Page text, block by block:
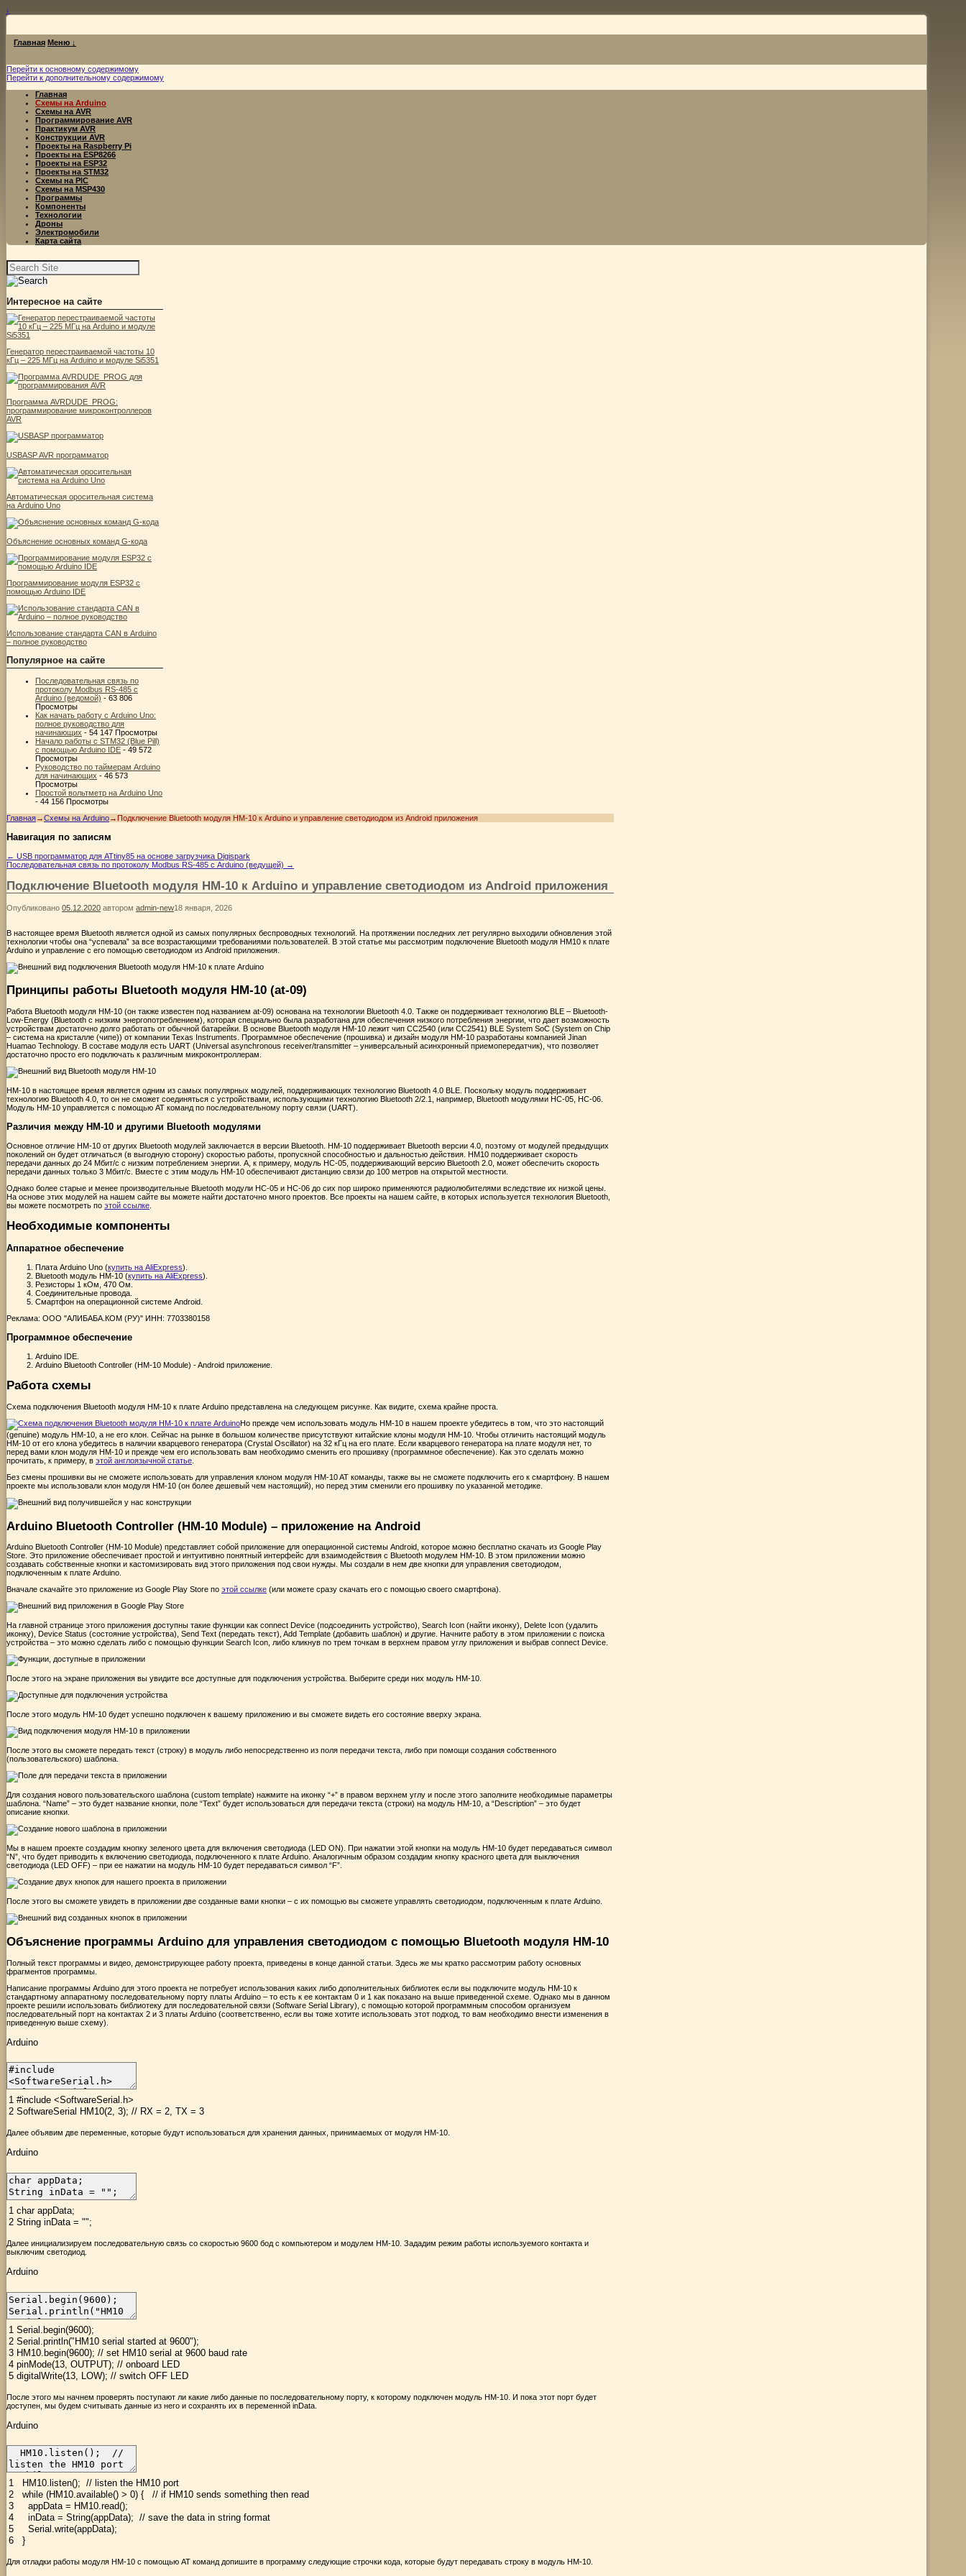
↓
Главная Меню ↓
Перейти к основному содержимому
Перейти к дополнительному содержимому
Главная
Схемы на Arduino
Схемы на AVR
Программирование AVR
Практикум AVR
Конструкции AVR
Проекты на Raspberry Pi
Проекты на ESP8266
Проекты на ESP32
Проекты на STM32
Схемы на PIC
Схемы на MSP430
Программы
Компоненты
Технологии
Дроны
Электромобили
Карта сайта
Найти:
Интересное на сайте
Генератор перестраиваемой частоты 10
кГц – 225 МГц на Arduino и модуле Si5351
Программа AVRDUDE_PROG:
программирование микроконтроллеров
AVR
USBASP AVR программатор
Автоматическая оросительная система
на Arduino Uno
Объяснение основных команд G-кода
Программирование модуля ESP32 с
помощью Arduino IDE
Использование стандарта CAN в Arduino
– полное руководство
Популярное на сайте
Последовательная связь по
протоколу Modbus RS-485 с
Arduino (ведомой) - 63 806
Просмотры
Как начать работу с Arduino Uno:
полное руководство для
начинающих - 54 147 Просмотры
Начало работы с STM32 (Blue Pill)
с помощью Arduino IDE - 49 572
Просмотры
Руководство по таймерам Arduino
для начинающих - 46 573
Просмотры
Простой вольтметр на Arduino Uno
- 44 156 Просмотры
Главная→Схемы на Arduino→ Подключение Bluetooth модуля HM-10 к Arduino и управление светодиодом из Android приложения
Навигация по записям
← USB программатор для ATtiny85 на основе загрузчика Digispark
Последовательная связь по протоколу Modbus RS-485 с Arduino (ведущей) →
Подключение Bluetooth модуля HM-10 к Arduino и управление светодиодом из Android приложения
Опубликовано 05.12.2020 автором admin-new18 января, 2026
В настоящее время Bluetooth является одной из самых популярных беспроводных технологий. На протяжении последних лет регулярно выходили обновления этой
технологии чтобы она “успевала” за все возрастающими требованиями пользователей. В этой статье мы рассмотрим подключение Bluetooth модуля HM10 к плате
Arduino и управление с его помощью светодиодом из Android приложения.
Принципы работы Bluetooth модуля HM-10 (at-09)
Работа Bluetooth модуля HM-10 (он также известен под названием at-09) основана на технологии Bluetooth 4.0. Также он поддерживает технологию BLE – Bluetooth-
Low-Energy (Bluetooth с низким энергопотреблением), которая специально была разработана для обеспечения низкого потребления энергии, что дает возможность
устройствам достаточно долго работать от обычной батарейки. В основе Bluetooth модуля HM-10 лежит чип CC2540 (или CC2541) BLE System SoC (System on Chip
– система на кристалле (чипе)) от компании Texas Instruments. Программное обеспечение (прошивка) и дизайн модуля HM-10 разработаны компанией Jinan
Huamao Technology. В составе модуля есть UART (Universal asynchronous receiver/transmitter – универсальный асинхронный приемопередатчик), что позволяет
достаточно просто его подключать к различным микроконтроллерам.
HM-10 в настоящее время является одним из самых популярных модулей, поддерживающих технологию Bluetooth 4.0 BLE. Поскольку модуль поддерживает
технологию Bluetooth 4.0, то он не сможет соединяться с устройствами, использующими технологию Bluetooth 2/2.1, например, Bluetooth модулями HC-05, HC-06.
Модуль HM-10 управляется с помощью AT команд по последовательному порту связи (UART).
Различия между HM-10 и другими Bluetooth модулями
Основное отличие HM-10 от других Bluetooth модулей заключается в версии Bluetooth. HM-10 поддерживает Bluetooth версии 4.0, поэтому от модулей предыдущих
поколений он будет отличаться (в выгодную сторону) скоростью работы, пропускной способностью и дальностью действия. HM10 поддерживает скорость
передачи данных до 24 Мбит/с с низким потреблением энергии. А, к примеру, модуль HC-05, поддерживающий версию Bluetooth 2.0, может обеспечить скорость
передачи данных только 3 Мбит/с. Вместе с этим модуль HM-10 обеспечивают дистанцию связи до 100 метров на открытой местности.
Однако более старые и менее производительные Bluetooth модули HC-05 и HC-06 до сих пор широко применяются радиолюбителями вследствие их низкой цены.
На основе этих модулей на нашем сайте вы можете найти достаточно много проектов. Все проекты на нашем сайте, в которых используется технология Bluetooth,
вы можете посмотреть по этой ссылке
Необходимые компоненты
Аппаратное обеспечение
Плата Arduino Uno (купить на AliExpress).
Bluetooth модуль HM-10 (купить на AliExpress).
Резисторы 1 кОм, 470 Ом.
Соединительные провода.
Смартфон на операционной системе Android.
Реклама: ООО "АЛИБАБА.КОМ (РУ)" ИНН: 7703380158
Программное обеспечение
Arduino IDE.
Arduino Bluetooth Controller (HM-10 Module) - Android приложение.
Работа схемы
Схема подключения Bluetooth модуля HM-10 к плате Arduino представлена на следующем рисунке. Как видите, схема крайне проста.
Но прежде чем использовать модуль HM-10 в нашем проекте убедитесь в том, что это настоящий
(genuine) модуль HM-10, а не его клон. Сейчас на рынке в большом количестве присутствуют китайские клоны модуля HM-10. Чтобы отличить настоящий модуль
HM-10 от его клона убедитесь в наличии кварцевого генератора (Crystal Oscillator) на 32 кГц на его плате. Если кварцевого генератора на плате модуля нет, то
перед вами клон модуля HM-10 и прежде чем его использовать вам необходимо сменить его прошивку (программное обеспечение). Как это сделать можно
прочитать, к примеру, в этой англоязычной статье
Без смены прошивки вы не сможете использовать для управления клоном модуля HM-10 AT команды, также вы не сможете подключить его к смартфону. В нашем
проекте мы использовали клон модуля HM-10 (он более дешевый чем настоящий), но перед этим сменили его прошивку по указанной методике.
Arduino Bluetooth Controller (HM-10 Module) – приложение на Android
Arduino Bluetooth Controller (HM-10 Module) представляет собой приложение для операционной системы Android, которое можно бесплатно скачать из Google Play
Store. Это приложение обеспечивает простой и интуитивно понятный интерфейс для взаимодействия с Bluetooth модулем HM-10. В этом приложении можно
создавать собственные кнопки и кастомизировать вид этого приложения под свои нужды. Мы создали в нем две кнопки для управления светодиодом,
подключенным к плате Arduino.
Вначале скачайте это приложение из Google Play Store по этой ссылке (или можете сразу скачать его с помощью своего смартфона).
На главной странице этого приложения доступны такие функции как connect Device (подсоединить устройство), Search Icon (найти иконку), Delete Icon (удалить
иконку), Device Status (состояние устройства), Send Text (передать текст), Add Template (добавить шаблон) и другие. Начните работу в этом приложении с поиска
устройства – это можно сделать либо с помощью функции Search Icon, либо кликнув по трем точкам в верхнем правом углу приложения и выбрав connect Device.
После этого на экране приложения вы увидите все доступные для подключения устройства. Выберите среди них модуль HM-10.
После этого модуль HM-10 будет успешно подключен к вашему приложению и вы сможете видеть его состояние вверху экрана.
После этого вы сможете передать текст (строку) в модуль либо непосредственно из поля передачи текста, либо при помощи создания собственного
(пользовательского) шаблона.
Для создания нового пользовательского шаблона (custom template) нажмите на иконку “+” в правом верхнем углу и после этого заполните необходимые параметры
шаблона. “Name” – это будет название кнопки, поле “Text” будет использоваться для передачи текста (строки) на модуль HM-10, а “Description” – это будет
описание кнопки.
Мы в нашем проекте создадим кнопку зеленого цвета для включения светодиода (LED ON). При нажатии этой кнопки на модуль HM-10 будет передаваться символ
“N”, что будет приводить к включению светодиода, подключенного к плате Arduino. Аналогичным образом создадим кнопку красного цвета для выключения
светодиода (LED OFF) – при ее нажатии на модуль HM-10 будет передаваться символ “F”.
После этого вы сможете увидеть в приложении две созданные вами кнопки – с их помощью вы сможете управлять светодиодом, подключенным к плате Arduino.
Объяснение программы Arduino для управления светодиодом с помощью Bluetooth модуля HM-10
Полный текст программы и видео, демонстрирующее работу проекта, приведены в конце данной статьи. Здесь же мы кратко рассмотрим работу основных
фрагментов программы.
Написание программы Arduino для этого проекта не потребует использования каких либо дополнительных библиотек если вы подключите модуль HM-10 к
стандартному аппаратному последовательному порту платы Arduino – то есть к ее контактам 0 и 1 как показано на выше приведенной схеме. Однако мы в данном
проекте решили использовать библиотеку для последовательной связи (Software Serial Library), с помощью которой программным способом организуем
последовательный порт на контактах 2 и 3 платы Arduino (соответственно, если вы тоже хотите использовать этот подход, то вам необходимо внести изменения в
приведенную выше схему).
Arduino
1
2
#include <SoftwareSerial.h>
SoftwareSerial HM10(2, 3); // RX = 2, TX = 3
Далее объявим две переменные, которые будут использоваться для хранения данных, принимаемых от модуля HM-10.
Arduino
1
2
char appData;
String inData = "";
Далее инициализируем последовательную связь со скоростью 9600 бод с компьютером и модулем HM-10. Зададим режим работы используемого контакта и
выключим светодиод.
Arduino
1
2
3
4
5
Serial begin(9600);
Serial println("HM10 serial started at 9600");
HM10 begin(9600); // set HM10 serial at 9600 baud rate
pinMode(13 OUTPUT); // onboard LED
digitalWrite(13 LOW); // switch OFF LED
После этого мы начнем проверять поступают ли какие либо данные по последовательному порту, к которому подключен модуль HM-10. И пока этот порт будет
доступен, мы будем считывать данные из него и сохранять их в переменной inData.
Arduino
1
2
3
4
5
6
HM10. listen(); // listen the HM10 port
while (HM10.available() > 0) {
// if HM10 sends something then read
appData = HM10.read();
inData = String(appData); // save the data in string format
Serial .write(appData);
}
Для отладки работы модуля HM-10 с помощью AT команд допишите в программу следующие строчки кода, которые будут передавать строку в модуль HM-10.